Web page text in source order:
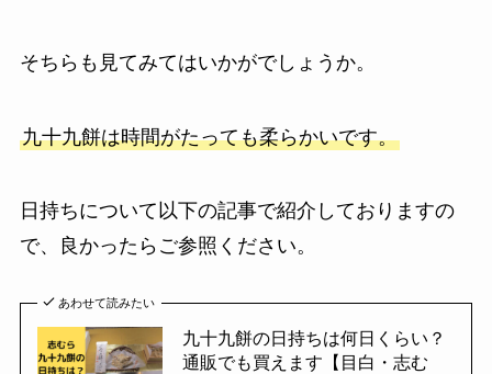
そちらも見てみてはいかがでしょうか。
九十九餅は時間がたっても柔らかいです。
日持ちについて以下の記事で紹介しておりますの
で、良かったらご参照ください。
あわせて読みたい
九十九餅の日持ちは何日くらい？
通販でも買えます【目白・志む